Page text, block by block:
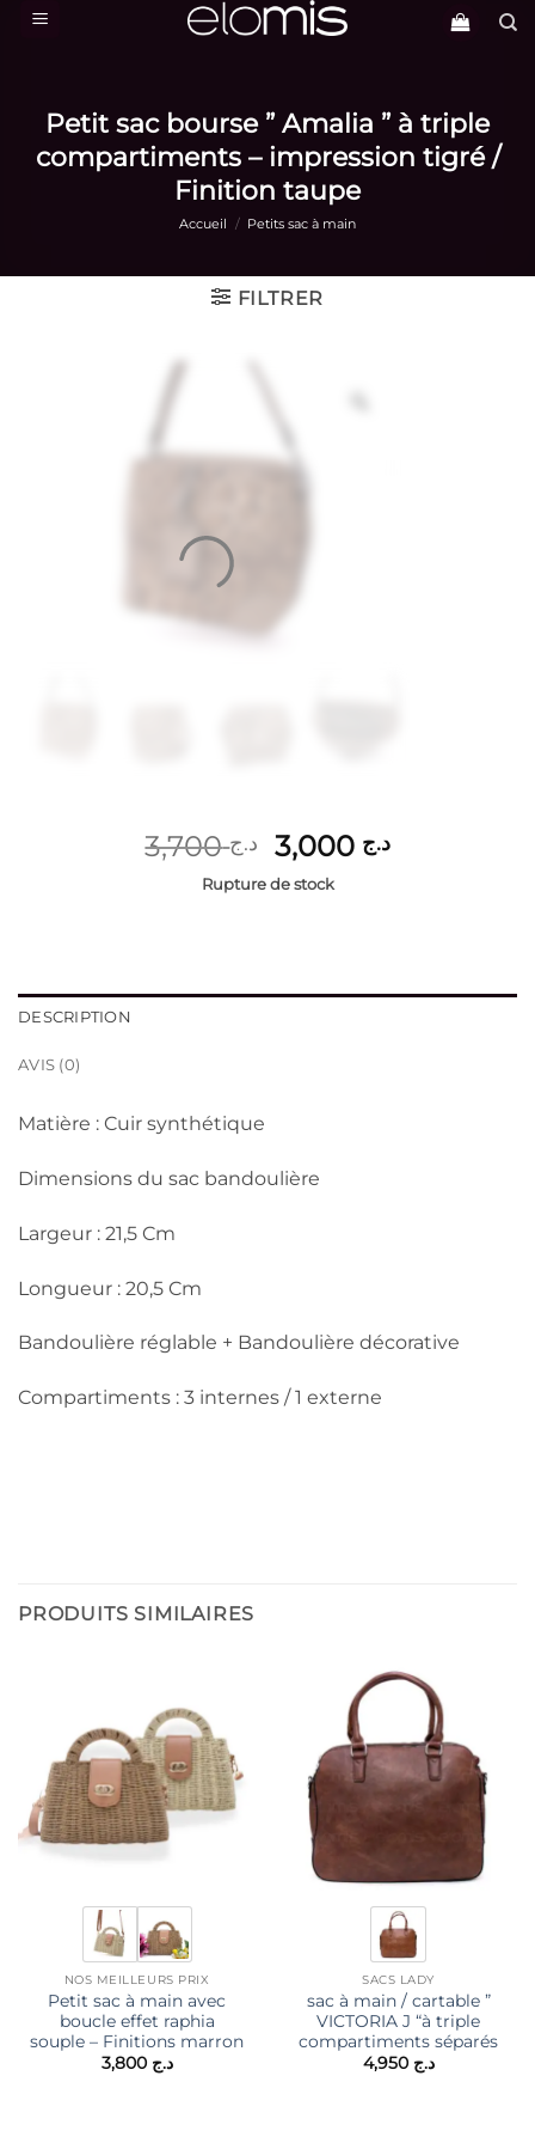
Passer
Petit sac bourse ” Amalia ” à triple
compartiments – impression tigré /
Finition taupe
Accueil / Petits sac à main
FILTRER
د.ج3,700
Le
prix
د.ج 3,000
Le
Rupture de stock
DESCRIPTION
AVIS (0)
Matière : Cuir synthétique
Dimensions du sac bandoulière
Largeur : 21,5 Cm
Longueur : 20,5 Cm
Bandoulière réglable + Bandoulière décorative
Compartiments : 3 internes / 1 externe
PRODUITS SIMILAIRES
NOS MEILLEURS PRIX
Petit sac à main avec
boucle effet raphia
souple – Finitions marron
د.ج 3,800
SACS LADY
sac à main / cartable ”
VICTORIA J “à triple
compartiments séparés
د.ج 4,950